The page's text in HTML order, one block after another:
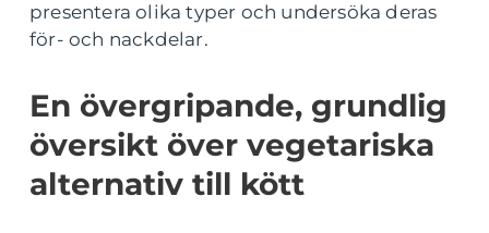
presentera olika typer och undersöka deras
för- och nackdelar.
En övergripande, grundlig
översikt över vegetariska
alternativ till kött